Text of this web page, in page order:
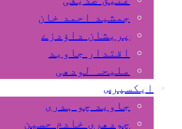
جمشید احمد خان
پریشان داﺅدزے
اقتدار جاوید
ملیحہ لودھی
ایکسپرس
جاوید چو ہدری
چودھری خادم حسین